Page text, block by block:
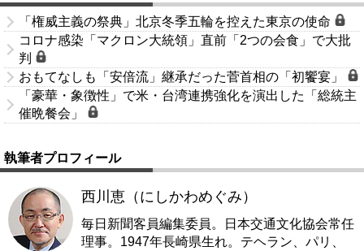
「権威主義の祭典」北京冬季五輪を控えた東京の使命
コロナ感染「マクロン大統領」直前「2つの会食」で大批
判
おもてなしも「安倍流」継承だった菅首相の「初饗宴」
「豪華・象徴性」で米・台湾連携強化を演出した「総統主
催晩餐会」
執筆者プロフィール
西川恵（にしかわめぐみ）
毎日新聞客員編集委員。日本交通文化協会常任
理事。1947年長崎県生れ。テヘラン、パリ、